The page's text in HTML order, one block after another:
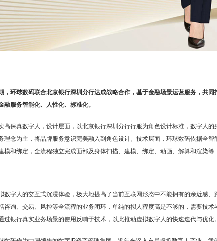
，环球数码联合北京银行深圳分行达成战略合作，基于金融场景运营服务，共
融服务智能化、人性化、标准化。
高保真数字人，设计层面，以北京银行深圳分行行服为角色设计标准，数字人
理念为主，将品牌服务意识完美融入到角色设计。技术层面，环球数码依据全
模和绑定，全流程独立完成面部及身体扫描、建模、绑定、动画、解算和渲染等
数字人的交互式沉浸体验，极大地提高了当前互联网形态中不能拥有的亲近感
咨询、交易、风控等全流程的业务闭环，单纯的拟人程度高是不够的，需要技
过银行真实业务场景的使用反哺于技术，以此推动虚拟数字人的快速迭代与优化。